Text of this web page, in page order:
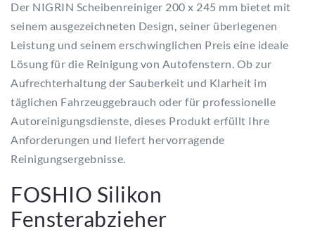
Der NIGRIN Scheibenreiniger 200 x 245 mm bietet mit
seinem ausgezeichneten Design, seiner überlegenen
Leistung und seinem erschwinglichen Preis eine ideale
Lösung für die Reinigung von Autofenstern. Ob zur
Aufrechterhaltung der Sauberkeit und Klarheit im
täglichen Fahrzeuggebrauch oder für professionelle
Autoreinigungsdienste, dieses Produkt erfüllt Ihre
Anforderungen und liefert hervorragende
Reinigungsergebnisse.
FOSHIO Silikon
Fensterabzieher